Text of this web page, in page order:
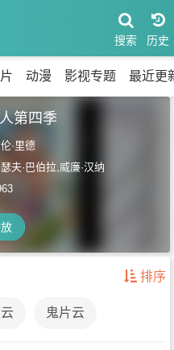
搜索
动漫 影视专题 最近更
第四季
·里德
夫·巴伯拉,威廉·汉纳
排序
鬼片云